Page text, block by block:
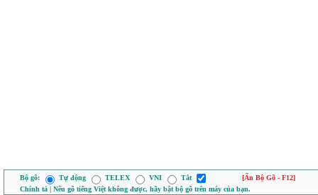
Bộ gõ: Tự động TELEX VNI Tắt
[Ẩn Bộ Gõ - F12]
Chính tả | Nếu gõ tiếng Việt không được, hãy bật bộ gõ trên máy của bạn.